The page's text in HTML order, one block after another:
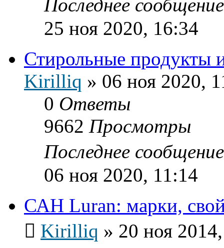
Последнее
25 ноя 2020, 16:34
Стирольные продукты
Kirilliq » 06 ноя 2020,
0 Ответы
9662 Просмотры
Последнее
06 ноя 2020, 11:14
САН Luran: марки,
Kirilliq » 20 ноя